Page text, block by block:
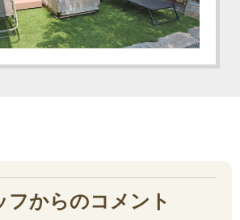
フからのコメント